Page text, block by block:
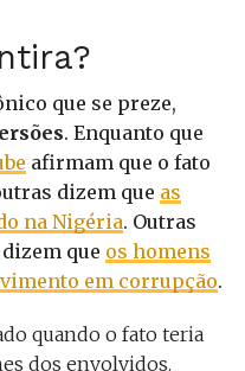
que se preze,
. Enquanto que
afirmam que o fato
dizem que as
na Nigéria. Outras
que os homens
em corrupção.
quando o fato teria
dos envolvidos.